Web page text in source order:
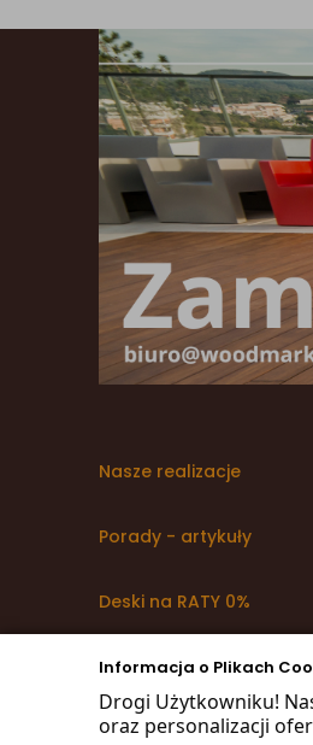
Informacja o Plikach
Drogi Użytkowniku!
oraz personalizacji
Nasze realizacje
Porady - artykuły
Deski na RATY 0%
Promocje WoodMarket